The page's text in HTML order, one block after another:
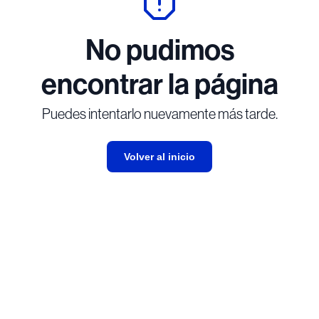
No pudimos
encontrar la página
Puedes intentarlo nuevamente más tarde.
Volver al inicio